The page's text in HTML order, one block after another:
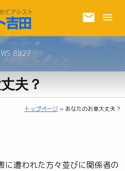
8827
夫？
トップページ » あなたのお車大丈夫？
に遭われた方々並びに関係者の